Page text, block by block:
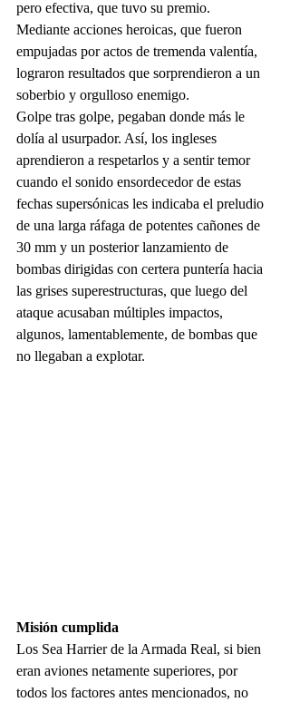
pero efectiva, que tuvo su premio.
Mediante acciones heroicas, que fueron
empujadas por actos de tremenda valentía,
lograron resultados que sorprendieron a un
soberbio y orgulloso enemigo.
Golpe tras golpe, pegaban donde más le
dolía al usurpador. Así, los ingleses
aprendieron a respetarlos y a sentir temor
cuando el sonido ensordecedor de estas
fechas supersónicas les indicaba el preludio
de una larga ráfaga de potentes cañones de
30 mm y un posterior lanzamiento de
bombas dirigidas con certera puntería hacia
las grises superestructuras, que luego del
ataque acusaban múltiples impactos,
algunos, lamentablemente, de bombas que
no llegaban a explotar.
Misión cumplida
Los Sea Harrier de la Armada Real, si bien
eran aviones netamente superiores, por
todos los factores antes mencionados, no